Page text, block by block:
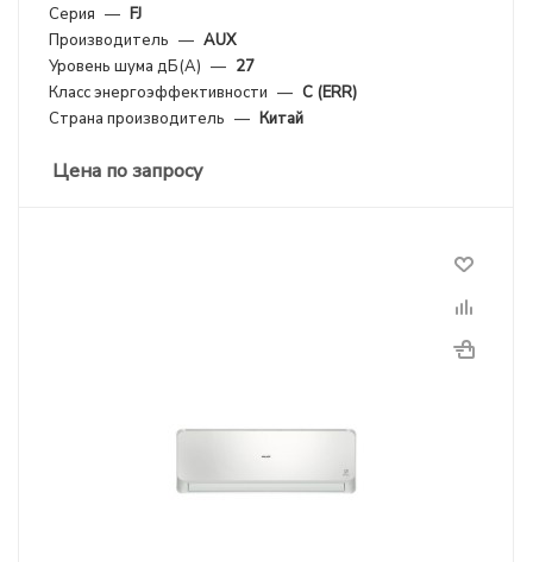
Серия — FJ
Производитель — AUX
Уровень шума дБ(А) — 27
Класс энергоэффективности — C (ERR)
Страна производитель — Китай
Цена по запросу